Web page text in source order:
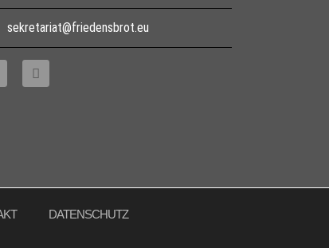
sekretariat@friedensbrot.eu
DATENSCHUTZ